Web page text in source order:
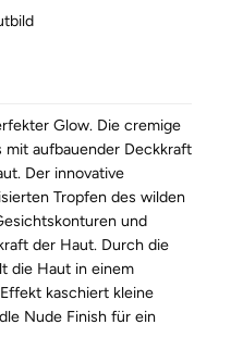
Glow. Die cremige
mit aufbauender Deckkraft
Der innovative
Tropfen des wilden
und
der Haut. Durch die
die Haut in einem
kaschiert kleine
Nude Finish für ein